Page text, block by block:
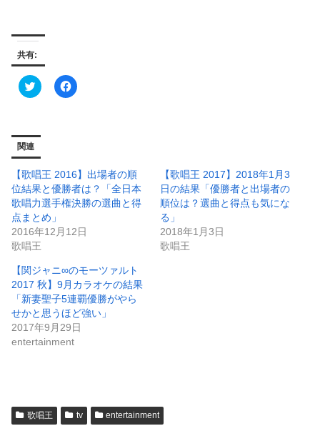
共有:
ク
リ
T
i
t
t
e
r
で
共
有
(
新
し
ウ
ィ
ン
ド
ウ
で
開
き
ま
F
a
共
有
す
る
に
リ
て
く
だ
さ
い
(
新
し
い
開
き
ま
関連
【歌唱王 2016】出場者の順
位結果と優勝者は？「全日本
歌唱力選手権決勝の選曲と得
点まとめ」
2016年12月12日
歌唱王
【歌唱王 2017】2018年1月3
日の結果「優勝者と出場者の
順位は？選曲と得点も気にな
る」
2018年1月3日
歌唱王
【関ジャニ∞のモーツァルト
2017 秋】9月カラオケの結果
「新妻聖子5連覇優勝がやら
せかと思うほど強い」
2017年9月29日
entertainment
歌唱王 tv entertainment